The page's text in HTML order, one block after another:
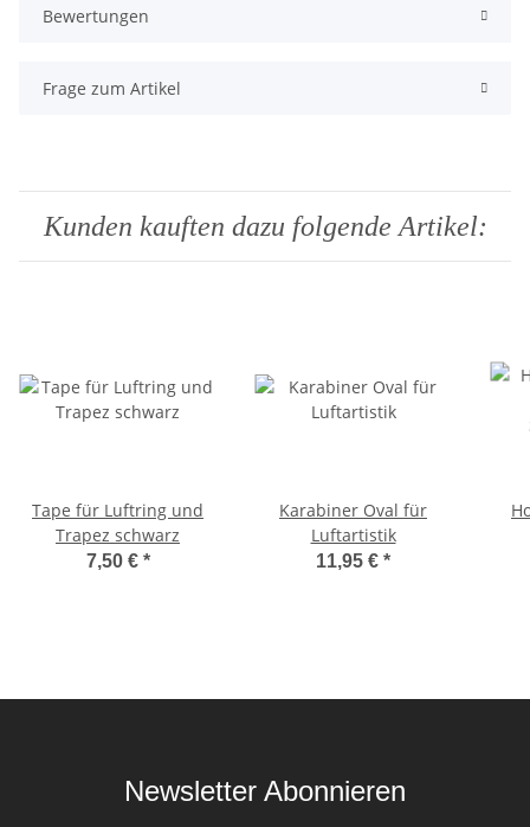
Bewertungen
Frage zum Artikel
Kunden kauften dazu folgende Artikel:
Tape für Luftring und
Trapez schwarz
7,50 € *
Karabiner Oval für
Luftartistik
11,95 € *
Newsletter Abonnieren